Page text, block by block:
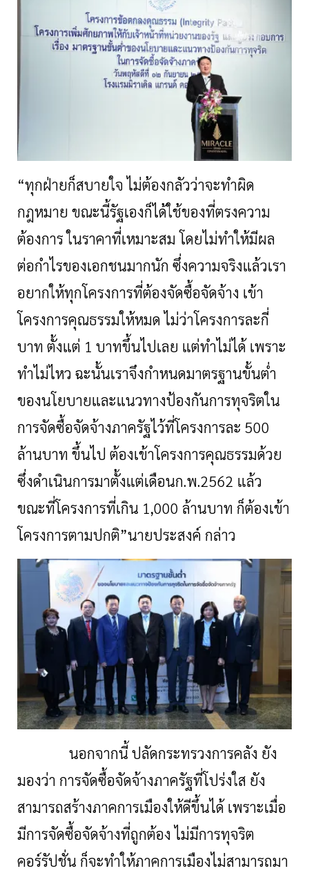
“ทุกฝ่ายก็สบายใจ ไม่ต้องกลัวว่าจะทำผิด
กฎหมาย ขณะนี้รัฐเองก็ได้ใช้ของที่ตรงความ
ต้องการ ในราคาที่เหมาะสม โดยไม่ทำให้มีผล
ต่อกำไรของเอกชนมากนัก ซึ่งความจริงแล้วเรา
อยากให้ทุกโครงการที่ต้องจัดซื้อจัดจ้าง เข้า
โครงการคุณธรรมให้หมด ไม่ว่าโครงการละกี่
บาท ตั้งแต่ 1 บาทขึ้นไปเลย แต่ทำไม่ได้ เพราะ
ทำไม่ไหว ฉะนั้นเราจึงกำหนดมาตรฐานขั้นต่ำ
ของนโยบายและแนวทางป้องกันการทุจริตใน
การจัดซื้อจัดจ้างภาครัฐไว้ที่โครงการละ 500
ล้านบาท ขึ้นไป ต้องเข้าโครงการคุณธรรมด้วย
ซึ่งดำเนินการมาตั้งแต่เดือนก.พ.2562 แล้ว
ขณะที่โครงการที่เกิน 1,000 ล้านบาท ก็ต้องเข้า
โครงการตามปกติ”นายประสงค์ กล่าว
นอกจากนี้ ปลัดกระทรวงการคลัง ยัง
มองว่า การจัดซื้อจัดจ้างภาครัฐที่โปร่งใส ยัง
สามารถสร้างภาคการเมืองให้ดีขึ้นได้ เพราะเมื่อ
มีการจัดซื้อจัดจ้างที่ถูกต้อง ไม่มีการทุจริต
คอร์รัปชั่น ก็จะทำให้ภาคการเมืองไม่สามารถมา